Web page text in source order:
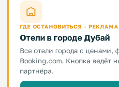
ГДЕ ОСТАНОВИТЬСЯ · РЕКЛАМА
Отели в городе Дубай
Все отели города с ценами,
Booking.com. Кнопка ведёт
партнёра.